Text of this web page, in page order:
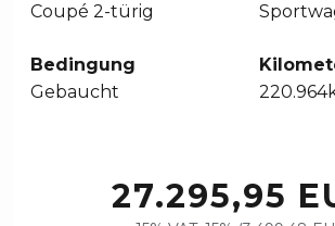
Coupé 2-türig
Bedingung
Gebaucht
27.295,95